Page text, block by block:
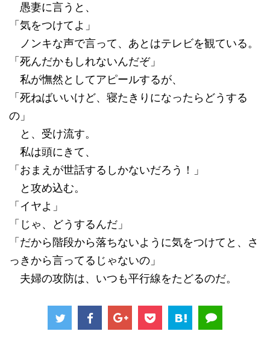
愚妻に言うと、
「気をつけてよ」
ノンキな声で言って、あとはテレビを観ている。
「死んだかもしれないんだぞ」
私が憮然としてアピールするが、
「死ねばいいけど、寝たきりになったらどうする
の」
と、受け流す。
私は頭にきて、
「おまえが世話するしかないだろう！」
と攻め込む。
「イヤよ」
「じゃ、どうするんだ」
「だから階段から落ちないように気をつけてと、さ
っきから言ってるじゃないの」
夫婦の攻防は、いつも平行線をたどるのだ。